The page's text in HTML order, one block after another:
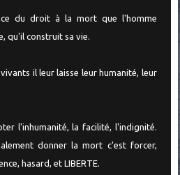
du droit à la mort que l'homme
qu'il construit sa vie.
il leur laisse leur humanité, leur
l'inhumanité, la facilité, l'indignité.
donner la mort c'est forcer,
hasard, et LIBERTE.